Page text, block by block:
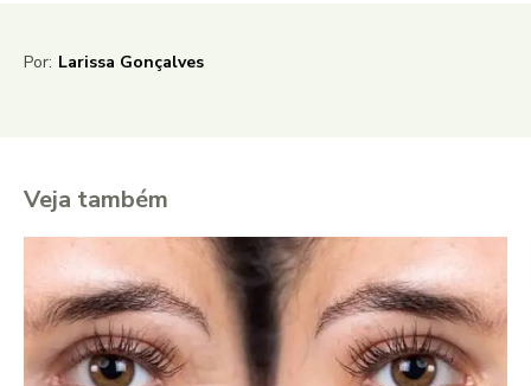
Por: Larissa Gonçalves
Veja também